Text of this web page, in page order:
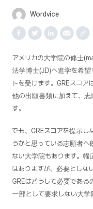
Wordvice
アメリカの大学院の修士
法学博士(JD)へ進学を希望
トを受けます。GREスコア
他の出願書類に加えて、
す。
でも、GREスコアを提示し
うかと思っている志願者へ
ない大学院もあります。幅
はありますが、必要としな
GREはどうして必要である
一部として要求しない大学